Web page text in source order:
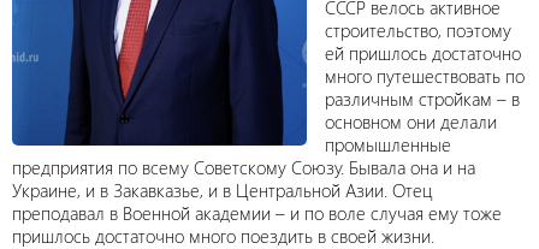
СССР велось активное
строительство, поэтому
ей пришлось достаточно
много путешествовать по
различным стройкам – в
основном они делали
промышленные
предприятия по всему Советскому Союзу. Бывала она и на
Украине, и в Закавказье, и в Центральной Азии. Отец
преподавал в Военной академии – и по воле случая ему тоже
пришлось достаточно много поездить в своей жизни.